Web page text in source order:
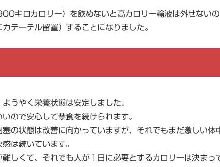
キロカロリー）を飲めないと高カロリー輸液は外せないの
テーテル留置）することになりました。
うやく栄養状態は安定しました。
ので安心して禁食を続けられます。
の状態は改善に向かっていますが、それでもまだ激しい体
は続いています。
しくて、それでも人が１日に必要とするカロリーは決まっ